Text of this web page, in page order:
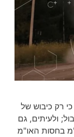
רק כיבוש של
ולעיתים, גם
בחסות האו"מ